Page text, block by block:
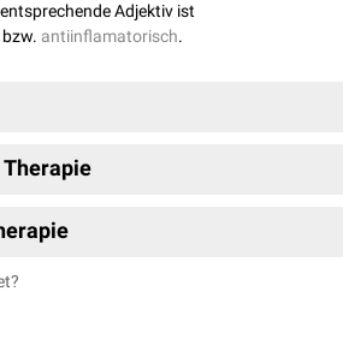
Adjektiv ist
antiinflamatorisch.
da Entzündungsvorgänge im Körper zu
werden dieser Kategorie zugeordnet. Sie
Stoffklassen einordnen: